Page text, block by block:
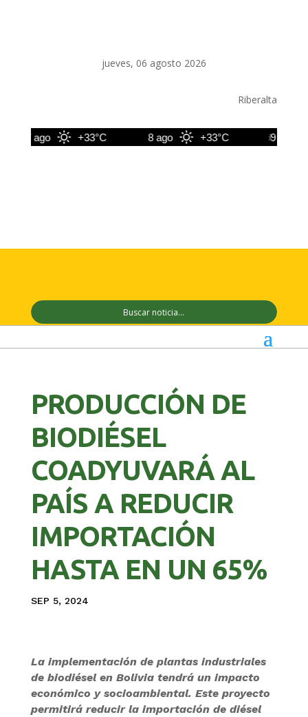
jueves, 06 agosto 2026
Riberalta
7 ago +33°C 8 ago +33°C 9 ago
PRODUCCIÓN DE
BIODIÉSEL
COADYUVARÁ AL
PAÍS A REDUCIR
IMPORTACIÓN
HASTA EN UN 65%
SEP 5, 2024
La implementación de plantas industriales
de biodiésel en Bolivia tendrá un impacto
económico y socioambiental. Este proyecto
permitirá reducir la importación de diésel